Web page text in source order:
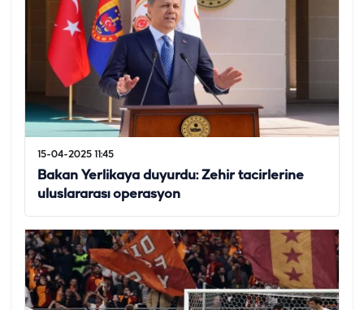
15-04-2025 11:45
Bakan Yerlikaya duyurdu: Zehir tacirlerine
uluslararası operasyon